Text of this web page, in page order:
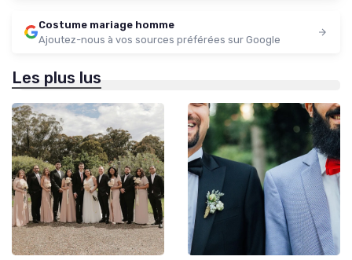
Costume mariage homme
Ajoutez-nous à vos sources préférées sur Google
Les plus lus